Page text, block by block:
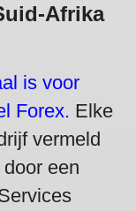
Afrika
is voor
Forex. Elke
vermeld
een